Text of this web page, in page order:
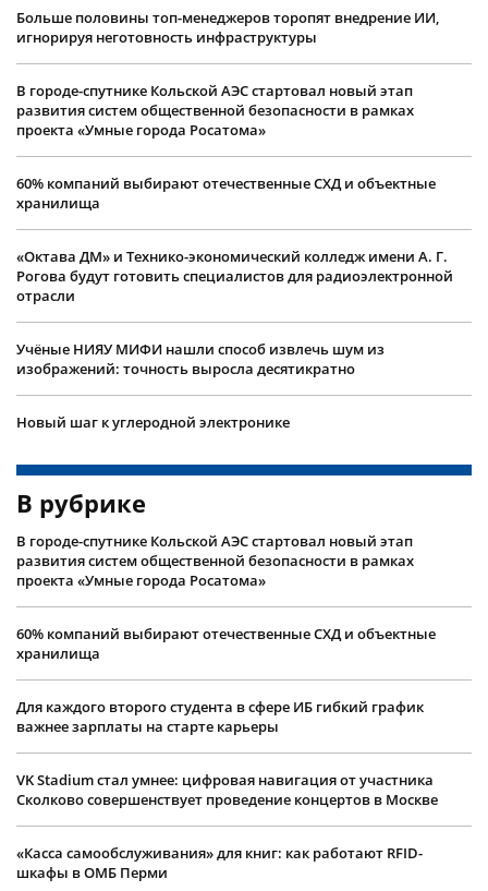
Больше половины топ-менеджеров торопят внедрение ИИ,
игнорируя неготовность инфраструктуры
В городе-спутнике Кольской АЭС стартовал новый этап
развития систем общественной безопасности в рамках
проекта «Умные города Росатома»
60% компаний выбирают отечественные СХД и объектные
хранилища
«Октава ДМ» и Технико-экономический колледж имени А. Г.
Рогова будут готовить специалистов для радиоэлектронной
отрасли
Учëные НИЯУ МИФИ нашли способ извлечь шум из
изображений: точность выросла десятикратно
Новый шаг к углеродной электронике
В рубрике
В городе-спутнике Кольской АЭС стартовал новый этап
развития систем общественной безопасности в рамках
проекта «Умные города Росатома»
60% компаний выбирают отечественные СХД и объектные
хранилища
Для каждого второго студента в сфере ИБ гибкий график
важнее зарплаты на старте карьеры
VK Stadium стал умнее: цифровая навигация от участника
Сколково совершенствует проведение концертов в Москве
«Касса самообслуживания» для книг: как работают RFID-
шкафы в ОМБ Перми